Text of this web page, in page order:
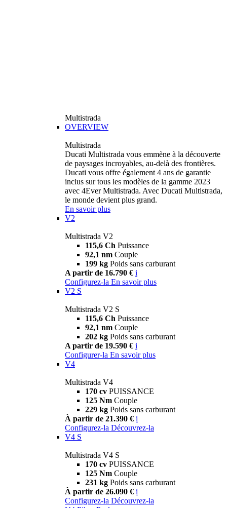
Multistrada
OVERVIEW
Multistrada
Ducati Multistrada vous emmène à la découverte
de paysages incroyables, au-delà des frontières.
Ducati vous offre également 4 ans de garantie
inclus sur tous les modèles de la gamme 2023
avec 4Ever Multistrada. Avec Ducati Multistrada,
le monde devient plus grand.
En savoir plus
V2
Multistrada V2
115,6 Ch Puissance
92,1 nm Couple
199 kg Poids sans carburant
A partir de 16.790 € i
Configurez-la En savoir plus
V2 S
Multistrada V2 S
115,6 Ch Puissance
92,1 nm Couple
202 kg Poids sans carburant
A partir de 19.590 € i
Configurer-la En savoir plus
V4
Multistrada V4
170 cv PUISSANCE
125 Nm Couple
229 kg Poids sans carburant
À partir de 21.390 € i
Configurez-la Découvrez-la
V4 S
Multistrada V4 S
170 cv PUISSANCE
125 Nm Couple
231 kg Poids sans carburant
À partir de 26.090 € i
Configurez-la Découvrez-la